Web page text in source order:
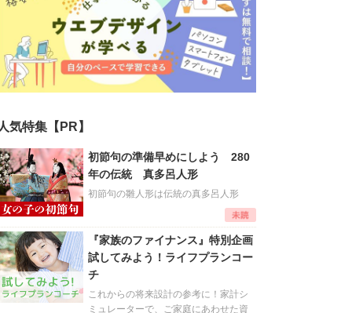
人気特集【PR】
初節句の準備早めにしよう 280
年の伝統 真多呂人形
初節句の雛人形は伝統の真多呂人形
『家族のファイナンス』特別企画
試してみよう！ライフプランコー
チ
これからの将来設計の参考に！家計シ
ミュレーターで、ご家庭にあわせた資